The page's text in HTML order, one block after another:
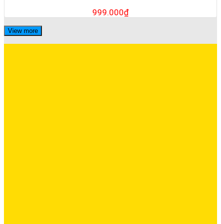
999.000₫
View more